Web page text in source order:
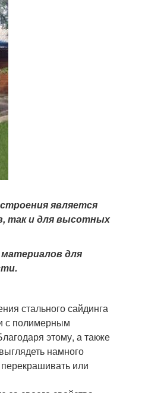
является
так и для высотных
для
стального сайдинга
с полимерным
этому, а также
намного
или